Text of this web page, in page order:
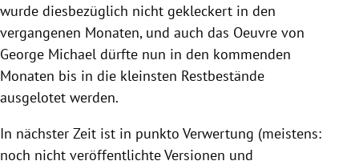
wurde diesbezüglich nicht gekleckert in den
vergangenen Monaten, und auch das Oeuvre von
George Michael dürfte nun in den kommenden
Monaten bis in die kleinsten Restbestände
ausgelotet werden.
In nächster Zeit ist in punkto Verwertung (meistens:
noch nicht veröffentlichte Versionen und